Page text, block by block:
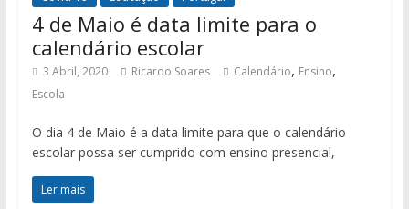
4 de Maio é data limite para o
calendário escolar
3 Abril, 2020 Ricardo Soares Calendário, Ensino,
Escola
O dia 4 de Maio é a data limite para que o calendário
escolar possa ser cumprido com ensino presencial,
Ler mais